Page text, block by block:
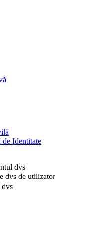
de Identitate
dvs
dvs de utilizator
dvs